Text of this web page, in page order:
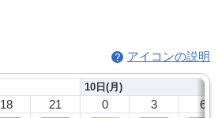
アイコンの説明
18 21
10日(月)
0 3 6